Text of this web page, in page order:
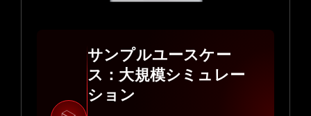
サンプルユースケー
ス：大規模シミュレー
ション